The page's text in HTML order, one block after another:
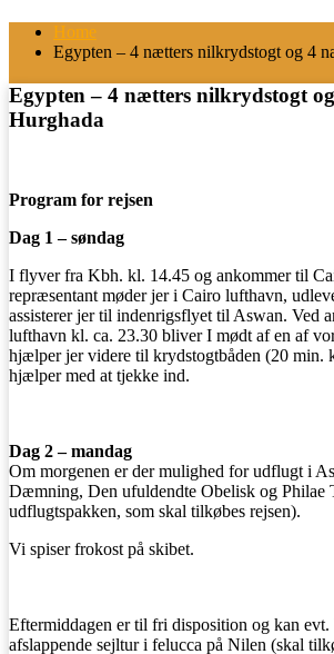
Home
Egypten – 4 nætters nilkrydstogt og 4
Egypten – 4 nætters nilkrydstogt
Hurghada
Program for rejsen
Dag 1 – søndag
I flyver fra Kbh. kl. 14.45 og ankommer til
repræsentant møder jer i Cairo lufthavn,
assisterer jer til indenrigsflyet til Aswan. Ved
lufthavn kl. ca. 23.30 bliver I mødt af en af
hjælper jer videre til krydstogtbåden (20 min.
hjælper med at tjekke ind.
Dag 2 – mandag
Om morgenen er der mulighed for udflugt i
Dæmning, Den ufuldendte Obelisk og Philae
udflugtspakken, som skal tilkøbes rejsen).
Vi spiser frokost på skibet.
Eftermiddagen er til fri disposition og kan evt.
afslappende sejltur i felucca på Nilen (skal